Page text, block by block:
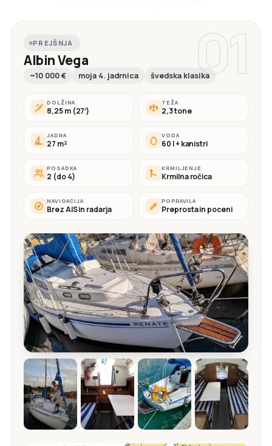
01
PREJŠNJA
Albin Vega
~10 000 € moja 4. jadrnica švedska klasika
DOLŽINA
8,25 m (27′)
TEŽA
2,3 tone
JADRA
27 m²
VODA
60 l + kanistri
POSADKA
2 (do 4)
KRMILJENJE
Krmilna ročica
NAVIGACIJA
Brez AIS in radarja
POPRAVILA
Preprosta in poceni